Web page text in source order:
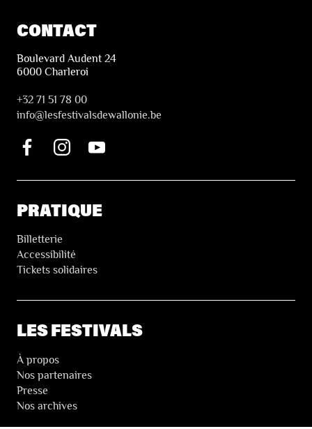
CONTACT
Boulevard Audent 24
6000 Charleroi
+32 71 51 78 00
info@lesfestivalsdewallonie.be
PRATIQUE
Billetterie
Accessibilité
Tickets solidaires
LES FESTIVALS
À propos
Nos partenaires
Presse
Nos archives